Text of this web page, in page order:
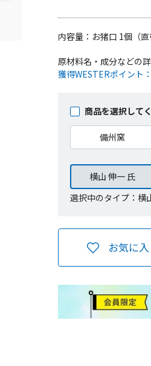
内容量： お猪口 1個（
獲得WESTERポイント：
商品を選択して
備州窯
横山 伸一 氏
選択中のタイプ：横
お気に
原材料名・成分などの